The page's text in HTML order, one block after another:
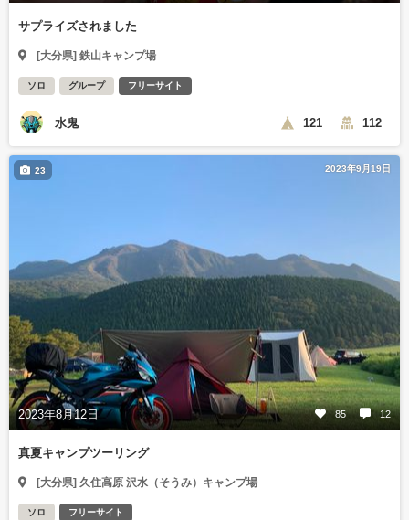
サプライズされました
[大分県] 鉄山キャンプ場
ソロ グループ フリーサイト
水鬼 121 112
2023年9月19日
2023年8月12日 85 12
23
真夏キャンプツーリング
[大分県] 久住高原 沢水（そうみ）キャンプ場
ソロ フリーサイト